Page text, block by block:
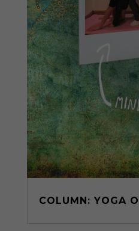
COLUMN: YOGA